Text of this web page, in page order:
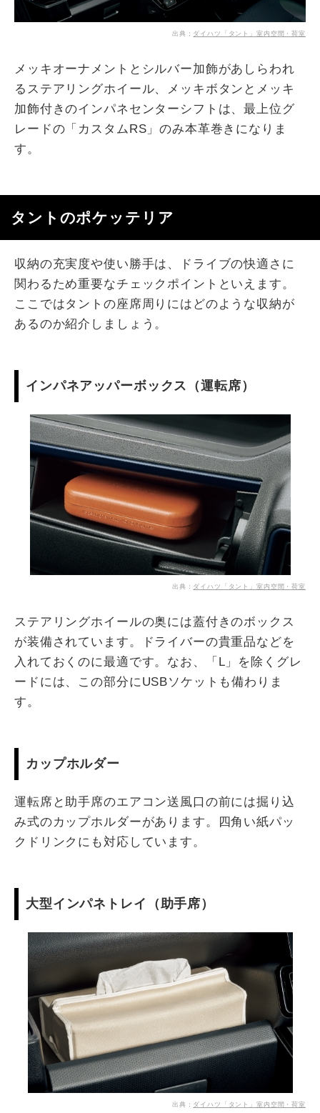
出典： ダイハツ「タント」室内空間・荷室
メッキオーナメントとシルバー加飾があしらわれ
るステアリングホイール、メッキボタンとメッキ
加飾付きのインパネセンターシフトは、最上位グ
レードの「カスタムRS」のみ本革巻きになりま
す。
タントのポケッテリア
収納の充実度や使い勝手は、ドライブの快適さに
関わるため重要なチェックポイントといえます。
ここではタントの座席周りにはどのような収納が
あるのか紹介しましょう。
インパネアッパーボックス（運転席）
出典： ダイハツ「タント」室内空間・荷室
ステアリングホイールの奥には蓋付きのボックス
が装備されています。ドライバーの貴重品などを
入れておくのに最適です。なお、「L」を除くグレ
ードには、この部分にUSBソケットも備わりま
す。
カップホルダー
運転席と助手席のエアコン送風口の前には掘り込
み式のカップホルダーがあります。四角い紙パッ
クドリンクにも対応しています。
大型インパネトレイ（助手席）
出典： ダイハツ「タント」室内空間・荷室